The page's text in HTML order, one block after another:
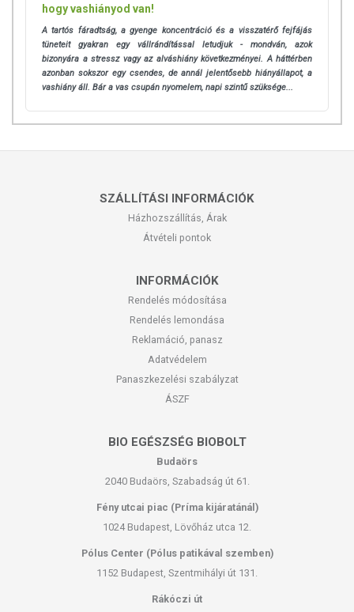
hogy vashiányod van!
A tartós fáradtság, a gyenge koncentráció és a visszatérő fejfájás
tüneteit gyakran egy vállrándítással letudjuk - mondván, azok
bizonyára a stressz vagy az alváshiány következményei.A háttérben
azonban sokszor egy csendes, de annál jelentősebb hiányállapot, a
vashiány áll. Bár a vas csupán nyomelem, napi szintű szüksége...
SZÁLLÍTÁSI INFORMÁCIÓK
Házhozszállítás, Árak
Átvételi pontok
INFORMÁCIÓK
Rendelés módosítása
Rendelés lemondása
Reklamáció, panasz
Adatvédelem
Panaszkezelési szabályzat
ÁSZF
BIO EGÉSZSÉG BIOBOLT
Budaörs
2040 Budaörs, Szabadság út 61.
Fény utcai piac (Príma kijáratánál)
1024 Budapest, Lövőház utca 12.
Pólus Center (Pólus patikával szemben)
1152 Budapest, Szentmihályi út 131.
Rákóczi út